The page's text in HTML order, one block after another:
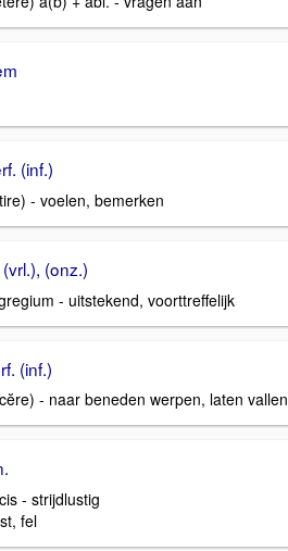
(inf.)
- voelen, bemerken
(onz.)
- uitstekend, voorttreffelijk
(inf.)
- naar beneden werpen, laten vallen
- strijdlustig
fel